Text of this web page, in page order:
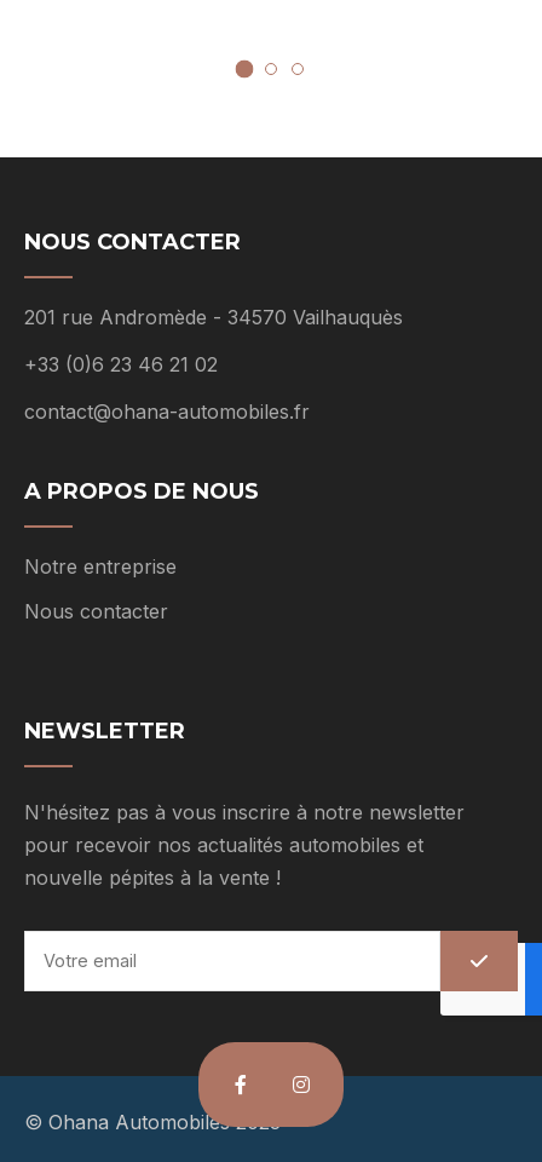
NOUS CONTACTER
201 rue Andromède - 34570 Vailhauquès
+33 (0)6 23 46 21 02
contact@ohana-automobiles.fr
A PROPOS DE NOUS
Notre entreprise
Nous contacter
NEWSLETTER
N'hésitez pas à vous inscrire à notre newsletter
pour recevoir nos actualités automobiles et
nouvelle pépites à la vente !
© Ohana Automobiles 2023